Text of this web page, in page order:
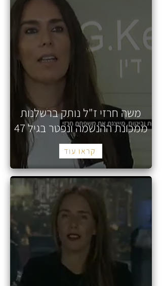
משה חרזי ז"ל נותק ברשלנות
ממכונת ההנשמה ונפטר בגיל 47